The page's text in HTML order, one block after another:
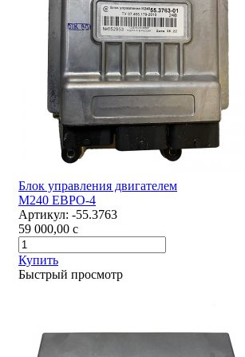
Блок управления двигателем
М240 ЕВРО-4
Артикул: -55.3763
59 000,00 c
Купить
Быстрый просмотр